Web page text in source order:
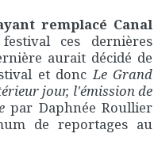
remplacé Canal
ces dernières
aurait décidé de
et doncLe Grand
jour, l'émission de
par Daphnée Roullier
de reportages au